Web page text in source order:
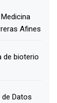
Afines
de bioterio
Datos